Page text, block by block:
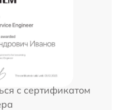
с сертификатом